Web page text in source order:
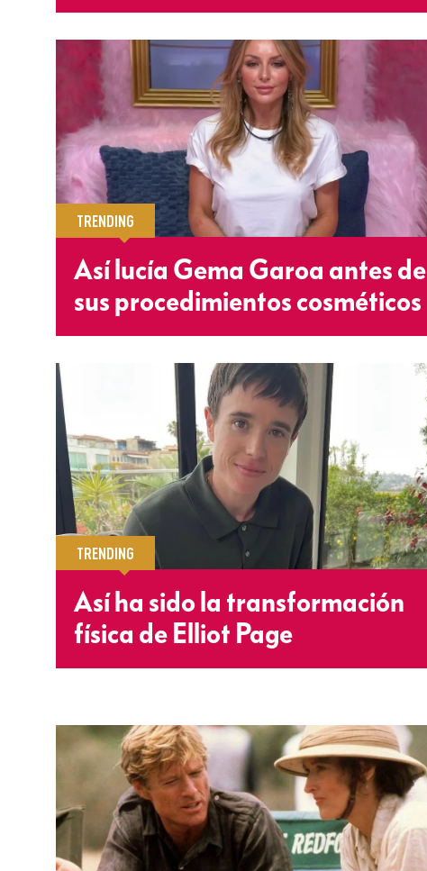
TRENDING
Así lucía Gema Garoa antes de
sus procedimientos cosméticos
TRENDING
Así ha sido la transformación
física de Elliot Page